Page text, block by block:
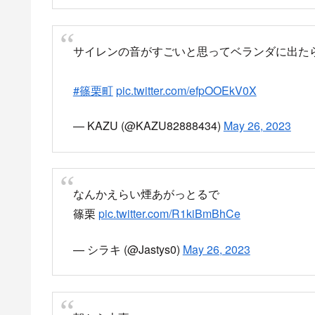
福岡県篠栗町若杉で26日午前9時30分ごろ、「建
消防によりますと、午前10時の時点で、消防車6台
ケガ人の情報はありません。 警察によりますと、
話しているということです。
Yahoo!ニュース
news.yahoo.co.jp
黒煙が上がっている現地の様子